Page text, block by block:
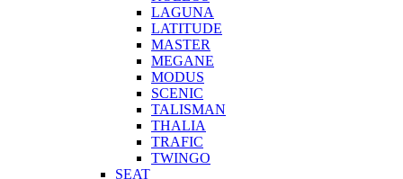
LAGUNA
LATITUDE
MASTER
MEGANE
MODUS
SCENIC
TALISMAN
THALIA
TRAFIC
TWINGO
SEAT